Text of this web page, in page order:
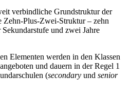
verbindliche Grundstruktur der
Zehn-Plus-Zwei-Struktur – zehn
und zwei Jahre
Elementen werden in den Klassen
und dauern in der Regel 1
(secondary und senior